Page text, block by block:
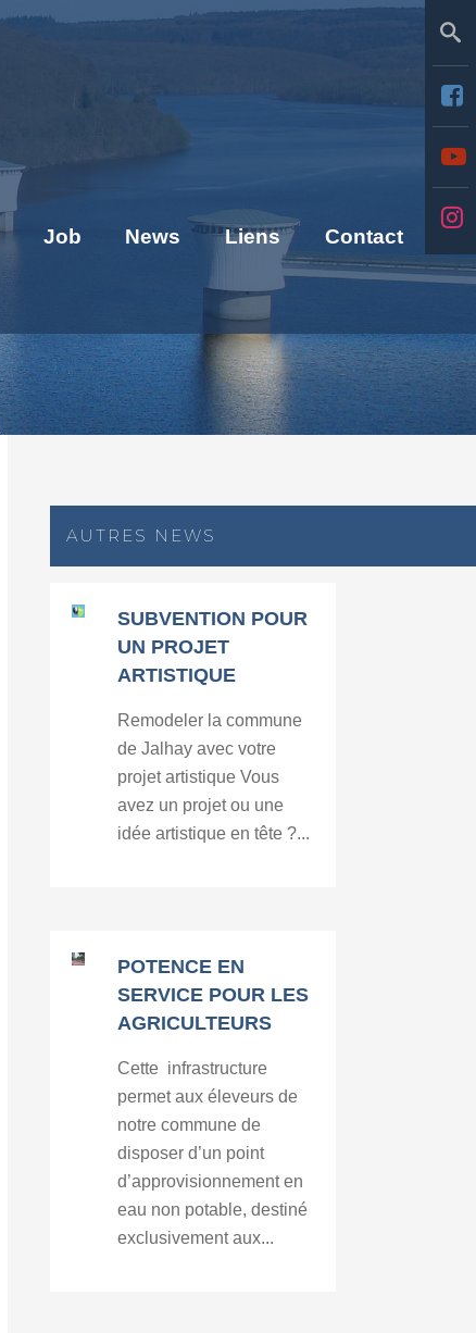
Job News Liens Contact
AUTRES NEWS
SUBVENTION POUR
UN PROJET
ARTISTIQUE
Remodeler la commune
de Jalhay avec votre
projet artistique Vous
avez un projet ou une
idée artistique en tête ?...
POTENCE EN
SERVICE POUR LES
AGRICULTEURS
Cette infrastructure
permet aux éleveurs de
notre commune de
disposer d’un point
d’approvisionnement en
eau non potable, destiné
exclusivement aux...